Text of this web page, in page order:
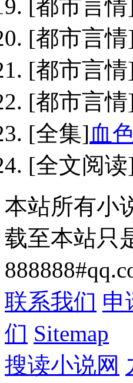
[都市言情
[都市言情
[都市言情
[都市言情
[全集]血
[全文阅读
本站所有小
载至本站只
联系我们 申
们 Sitemap
搜读小说网